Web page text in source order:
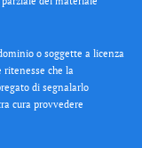
o soggette a licenza
ritenesse che la
di segnalarlo
cura provvedere